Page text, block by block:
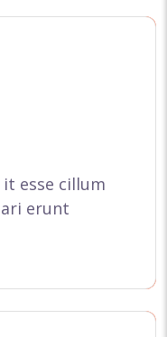
esse cillum
erunt